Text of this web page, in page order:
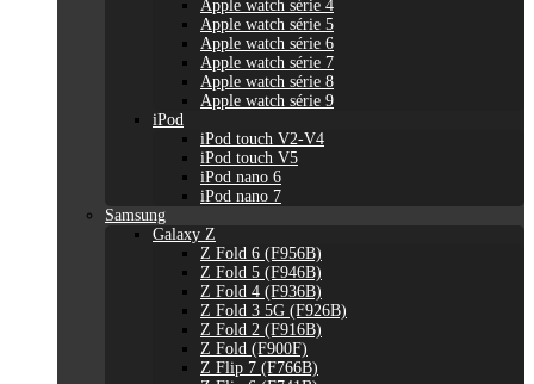
Apple watch série 4
Apple watch série 5
Apple watch série 6
Apple watch série 7
Apple watch série 8
Apple watch série 9
iPod
iPod touch V2-V4
iPod touch V5
iPod nano 6
iPod nano 7
Samsung
Galaxy Z
Z Fold 6 (F956B)
Z Fold 5 (F946B)
Z Fold 4 (F936B)
Z Fold 3 5G (F926B)
Z Fold 2 (F916B)
Z Fold (F900F)
Z Flip 7 (F766B)